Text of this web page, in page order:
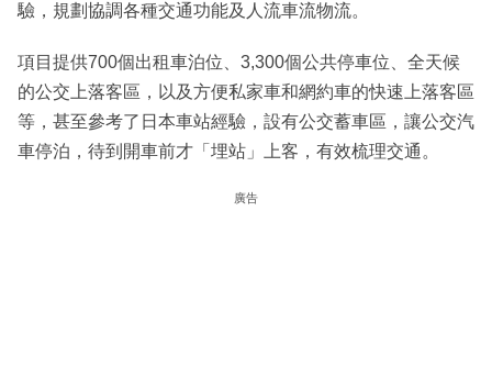
驗，規劃協調各種交通功能及人流車流物流。
項目提供700個出租車泊位、3,300個公共停車位、全天候
的公交上落客區，以及方便私家車和網約車的快速上落客區
等，甚至參考了日本車站經驗，設有公交蓄車區，讓公交汽
車停泊，待到開車前才「埋站」上客，有效梳理交通。
廣告